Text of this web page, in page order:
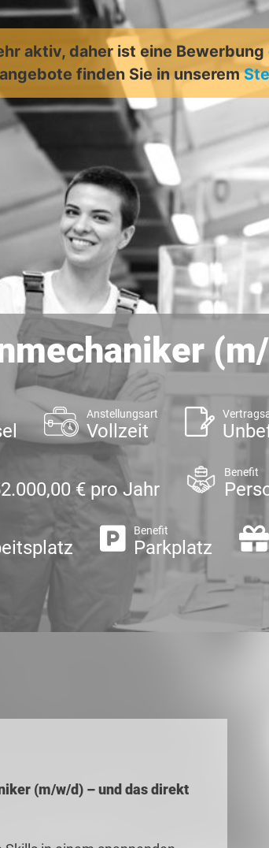
aktiv, daher ist eine
finden Sie in unserem
Anstellungsart
Vollzeit
€ pro Jahr
Benefit
Benefit
Parkplatz
(m/w/d) – und das direkt